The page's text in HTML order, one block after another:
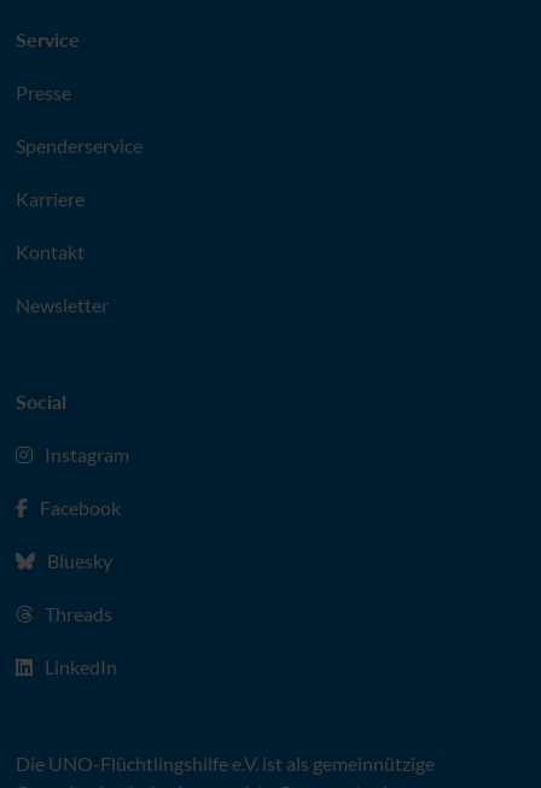
Service
Presse
Spenderservice
Karriere
Kontakt
Newsletter
Social
Instagram
Facebook
Bluesky
Threads
LinkedIn
Die UNO-Flüchtlingshilfe e.V.ist als gemeinnützige